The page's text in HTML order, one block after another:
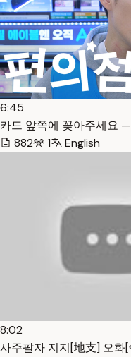
6:45
카드 앞쪽에 꽂아주세요
882
1 English
8:02
사주팔자 지지[地支] 오